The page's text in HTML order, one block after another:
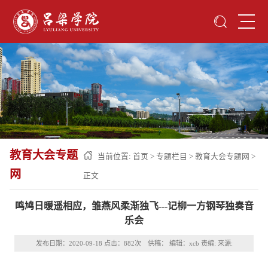
教育大会专题
网
当前位置: 首页 > 专题栏目 > 教育大会专题网 >
正文
鸣鸠日暖遥相应，雏燕风柔渐独飞---记柳一方钢琴独奏音
乐会
发布日期：2020-09-18 点击： 882次 供稿： 编辑：xcb 责编: 来源: